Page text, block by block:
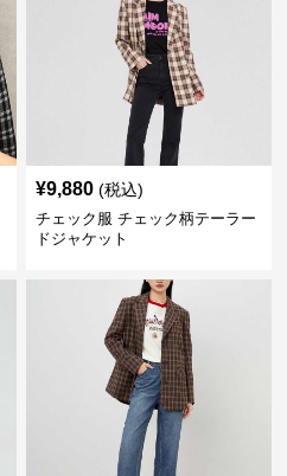
¥9,880 (税込)
チェック服 チェック柄テーラー
ドジャケット